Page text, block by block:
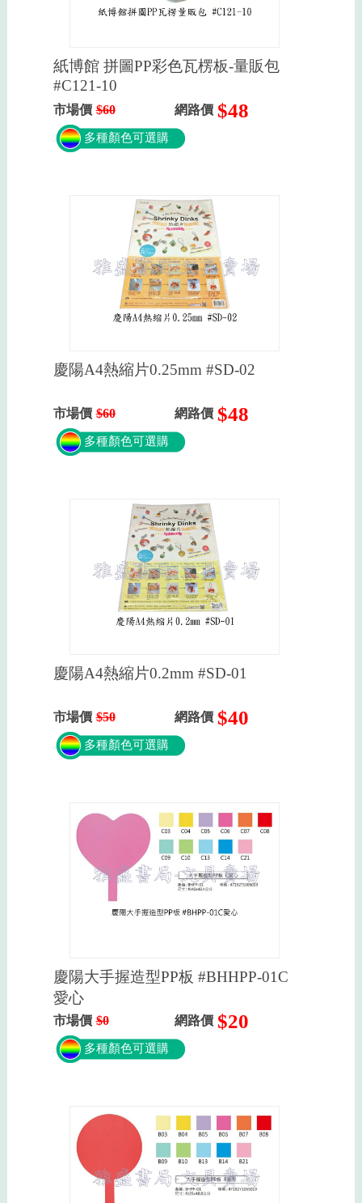
紙博館 拼圖PP彩色瓦楞板-量販包
#C121-10
市場價 $60 網路價 $48
多種顏色可選購
慶陽A4熱縮片0.25mm #SD-02
市場價 $60 網路價 $48
多種顏色可選購
慶陽A4熱縮片0.2mm #SD-01
市場價 $50 網路價 $40
多種顏色可選購
慶陽大手握造型PP板 #BHHPP-01C
愛心
市場價 $0 網路價 $20
多種顏色可選購